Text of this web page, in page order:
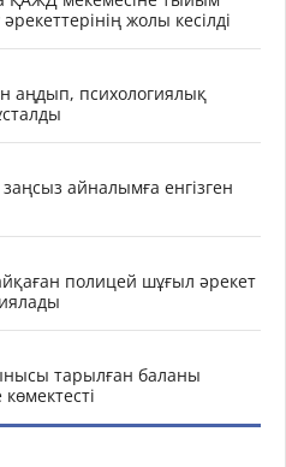
жолы кесілді
аңдып, психологиялық
айналымға енгізген
полицей шұғыл әрекет
тарылған баланы